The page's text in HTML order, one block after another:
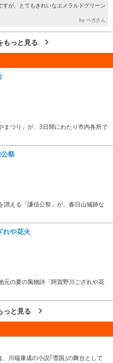
が、とてもきれいなエメラルドグリーン
by ペガさん
もっと見る
まつり」が、3日間にわたり市内各所で
祭
讃える「謙信公祭」が、春日山城跡な
れや花火
元の夏の風物詩「阿賀野川ござれや花
っと見る
川端康成の小説｢雪国｣の舞台として